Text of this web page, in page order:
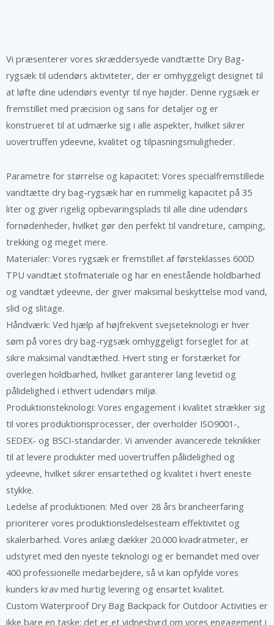
Vi præsenterer vores skræddersyede vandtætte Dry Bag-
rygsæk til udendørs aktiviteter, der er omhyggeligt designet til
at løfte dine udendørs eventyr til nye højder. Denne rygsæk er
fremstillet med præcision og sans for detaljer og er
konstrueret til at udmærke sig i alle aspekter, hvilket sikrer
uovertruffen ydeevne, kvalitet og tilpasningsmuligheder.
Parametre for størrelse og kapacitet: Vores specialfremstillede
vandtætte dry bag-rygsæk har en rummelig kapacitet på 35
liter og giver rigelig opbevaringsplads til alle dine udendørs
fornødenheder, hvilket gør den perfekt til vandreture, camping,
trekking og meget mere.
Materialer: Vores rygsæk er fremstillet af førsteklasses 600D
TPU vandtæt stofmateriale og har en enestående holdbarhed
og vandtæt ydeevne, der giver maksimal beskyttelse mod vand,
slid og slitage.
Håndværk: Ved hjælp af højfrekvent svejseteknologi er hver
søm på vores dry bag-rygsæk omhyggeligt forseglet for at
sikre maksimal vandtæthed. Hvert sting er forstærket for
overlegen holdbarhed, hvilket garanterer lang levetid og
pålidelighed i ethvert udendørs miljø.
Produktionsteknologi: Vores engagement i kvalitet strækker sig
til vores produktionsprocesser, der overholder ISO9001-,
SEDEX- og BSCI-standarder. Vi anvender avancerede teknikker
til at levere produkter med uovertruffen pålidelighed og
ydeevne, hvilket sikrer ensartethed og kvalitet i hvert eneste
stykke.
Ledelse af produktionen: Med over 28 års brancheerfaring
prioriterer vores produktionsledelsesteam effektivitet og
skalerbarhed. Vores anlæg dækker 20.000 kvadratmeter, er
udstyret med den nyeste teknologi og er bemandet med over
400 professionelle medarbejdere, så vi kan opfylde vores
kunders krav med hurtig levering og ensartet kvalitet.
Custom Waterproof Dry Bag Backpack for Outdoor Activities er
ikke bare en taske; det er et vidnesbyrd om vores engagement i